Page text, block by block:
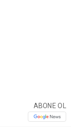
ABONE OL